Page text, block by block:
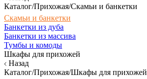
Каталог/Прихожая/Скамьи и банкетки
Скамьи и банкетки
Банкетки из дуба
Банкетки из массива
Тумбы и комоды
Шкафы для прихожей
Назад
Каталог/Прихожая/Шкафы для прихожей